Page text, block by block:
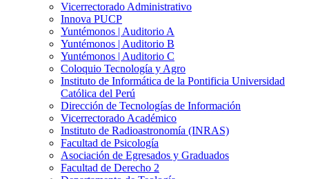
Vicerrectorado Administrativo
Innova PUCP
Yuntémonos | Auditorio A
Yuntémonos | Auditorio B
Yuntémonos | Auditorio C
Coloquio Tecnología y Agro
Instituto de Informática de la Pontificia Universidad
Católica del Perú
Dirección de Tecnologías de Información
Vicerrectorado Académico
Instituto de Radioastronomía (INRAS)
Facultad de Psicología
Asociación de Egresados y Graduados
Facultad de Derecho 2